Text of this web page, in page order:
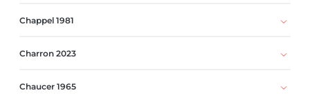
Chappel 1981
Charron 2023
Chaucer 1965